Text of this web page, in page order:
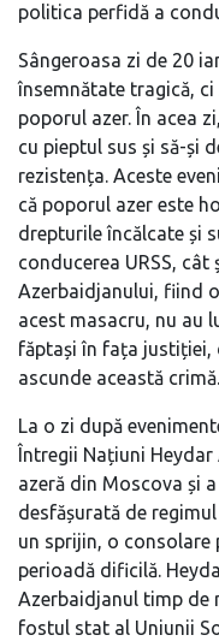
politica perfidă a
Sângeroasa zi de 20
însemnătate tragică,
poporul azer. În acea
cu pieptul sus și să-și
rezistența. Aceste
că poporul azer este
drepturile încălcate și
conducerea URSS,
Azerbaidjanului, fiind
acest masacru, nu au
făptași în fața
ascunde această crimă.
La o zi după
Întregii Națiuni
azeră din Moscova și
desfășurată de
un sprijin, o consolare
perioadă dificilă.
Azerbaidjanul timp de
fostul stat al Uniunii